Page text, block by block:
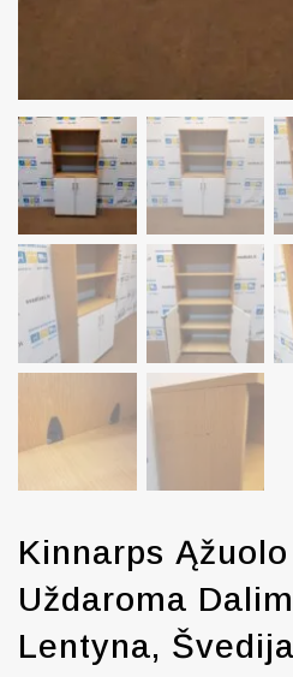
Kinnarps
Uždaroma
Lentyna, Švedija